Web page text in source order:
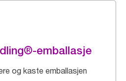
emballasje
og kaste emballasjen